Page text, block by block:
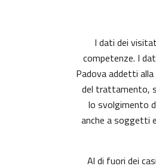
I dati dei
competenze. I
Padova addetti
del trattamento,
lo svolgimento
anche a soggetti
Al di fuori dei